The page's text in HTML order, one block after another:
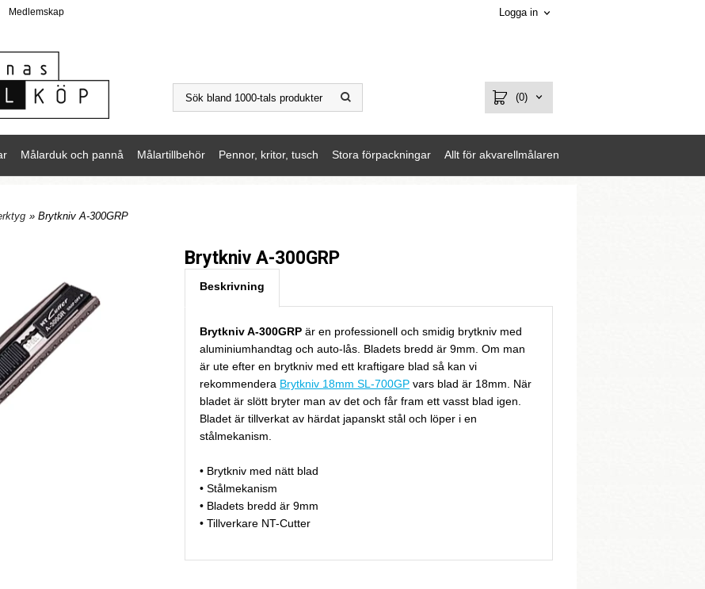
Medlemskap
Logga in
(0)
Målarduk och pannå Målartillbehör Pennor, kritor, tusch Stora förpackningar Allt för akvarellmålaren
» Brytkniv A-300GRP
Brytkniv A-300GRP
Beskrivning
Brytkniv A-300GRP är en professionell och smidig brytkniv med
aluminiumhandtag och auto-lås. Bladets bredd är 9mm. Om man
är ute efter en brytkniv med ett kraftigare blad så kan vi
rekommendera Brytkniv 18mm SL-700GP vars blad är 18mm. När
bladet är slött bryter man av det och får fram ett vasst blad igen.
Bladet är tillverkat av härdat japanskt stål och löper i en
stålmekanism.
• Brytkniv med nätt blad
• Stålmekanism
• Bladets bredd är 9mm
• Tillverkare NT-Cutter